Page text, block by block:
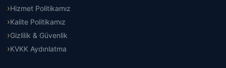
Hizmet Politikamız
Kalite Politikamız
Gizlilik & Güvenlik
KVKK Aydınlatma